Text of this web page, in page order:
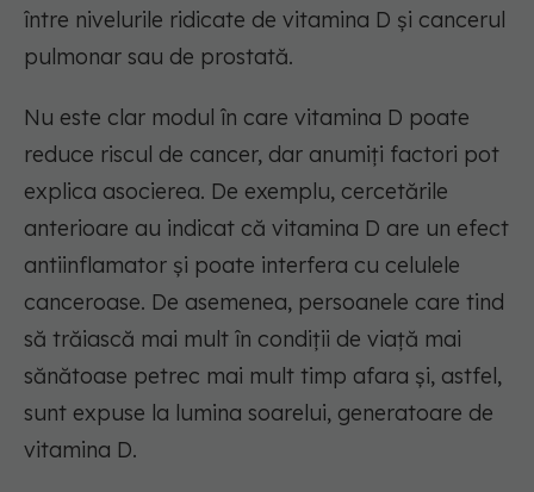
între nivelurile ridicate de vitamina D și cancerul
pulmonar sau de prostată.
Nu este clar modul în care vitamina D poate
reduce riscul de cancer, dar anumiți factori pot
explica asocierea. De exemplu, cercetările
anterioare au indicat că vitamina D are un efect
antiinflamator și poate interfera cu celulele
canceroase. De asemenea, persoanele care tind
să trăiască mai mult în condiții de viață mai
sănătoase petrec mai mult timp afara și, astfel,
sunt expuse la lumina soarelui, generatoare de
vitamina D.